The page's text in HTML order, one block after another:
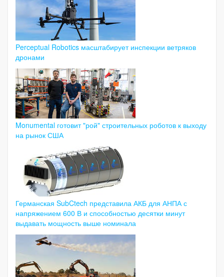
Perceptual Robotics масштабирует инспекции ветряков
дронами
Monumental готовит "рой" строительных роботов к выходу
на рынок США
Германская SubCtech представила АКБ для АНПА с
напряжением 600 В и способностью десятки минут
выдавать мощность выше номинала